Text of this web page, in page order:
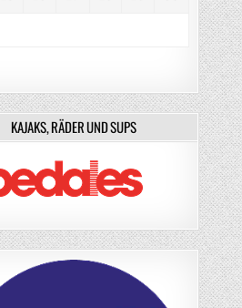
KAJAKS, RÄDER UND SUPS